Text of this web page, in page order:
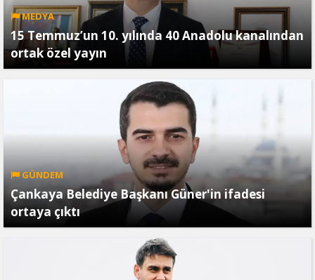
MEDYA
15 Temmuz’un 10. yılında 40 Anadolu kanalından
ortak özel yayın
GÜNDEM
Çankaya Belediye Başkanı Güner'in ifadesi
ortaya çıktı